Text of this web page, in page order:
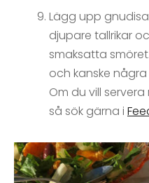
Lägg upp
djupare tallrikar
smaksatta
och kanske
Om du vill
så sök gärna i